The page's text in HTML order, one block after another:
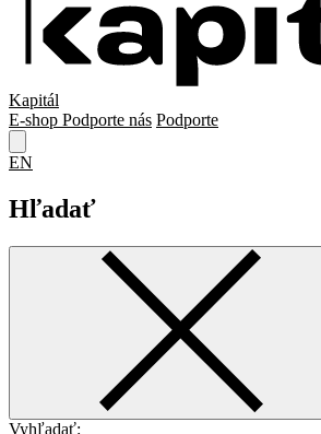
Kapitál
E-shop Podporte nás Podporte
EN
Hľadať
Vyhľadať: